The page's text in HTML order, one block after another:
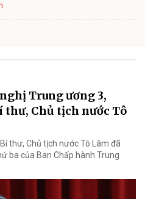
Trung ương 3,
thư, Chủ tịch nước Tô
thư, Chủ tịch nước Tô Lâm đã
ba của Ban Chấp hành Trung